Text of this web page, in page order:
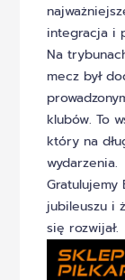
integracja i
Na
mecz był
klubów. To
który na
wydarzenia.
jubileuszu i
się rozwijał.